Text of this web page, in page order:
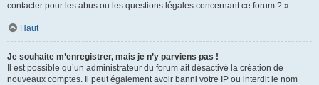
contacter pour les abus ou les questions légales concernant ce forum ? ».
Haut
Je souhaite m’enregistrer, mais je n’y parviens pas !
Il est possible qu’un administrateur du forum ait désactivé la création de
nouveaux comptes. Il peut également avoir banni votre IP ou interdit le nom